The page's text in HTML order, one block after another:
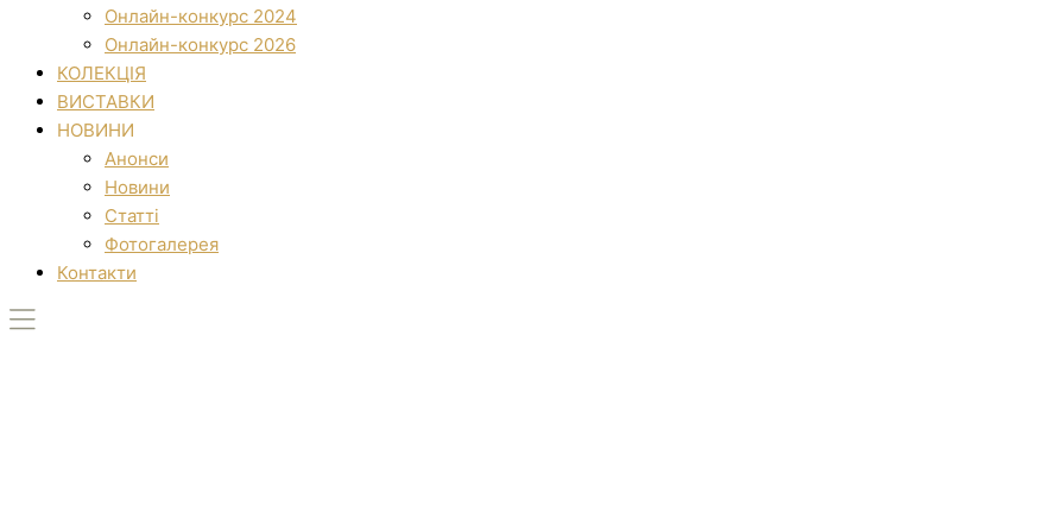
Онлайн-конкурс 2024
Онлайн-конкурс 2026
КОЛЕКЦІЯ
ВИСТАВКИ
НОВИНИ
Анонси
Новини
Статті
Фотогалерея
Контакти